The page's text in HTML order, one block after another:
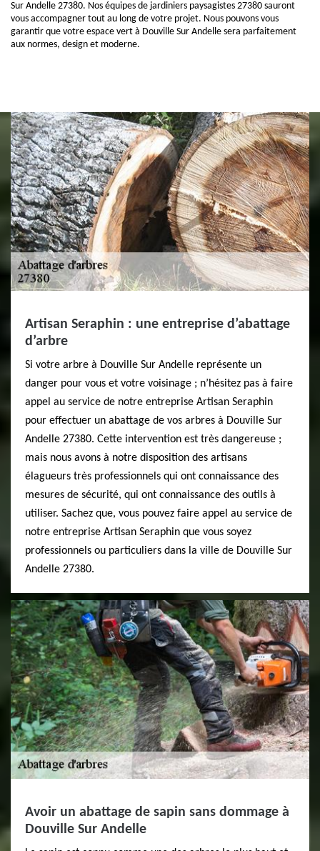
Sur Andelle 27380. Nos équipes de jardiniers paysagistes 27380 sauront
vous accompagner tout au long de votre projet. Nous pouvons vous
garantir que votre espace vert à Douville Sur Andelle sera parfaitement
aux normes, design et moderne.
Artisan Seraphin : une entreprise d’abattage
d’arbre
Si votre arbre à Douville Sur Andelle représente un
danger pour vous et votre voisinage ; n’hésitez pas à faire
appel au service de notre entreprise Artisan Seraphin
pour effectuer un abattage de vos arbres à Douville Sur
Andelle 27380. Cette intervention est très dangereuse ;
mais nous avons à notre disposition des artisans
élagueurs très professionnels qui ont connaissance des
mesures de sécurité, qui ont connaissance des outils à
utiliser. Sachez que, vous pouvez faire appel au service de
notre entreprise Artisan Seraphin que vous soyez
professionnels ou particuliers dans la ville de Douville Sur
Andelle 27380.
Avoir un abattage de sapin sans dommage à
Douville Sur Andelle